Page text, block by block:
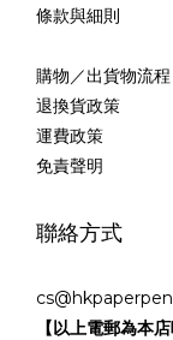
條款與細則
購物／出貨物流程
退換貨政策
運費政策
免責聲明
聯絡方式
【以上電郵為本